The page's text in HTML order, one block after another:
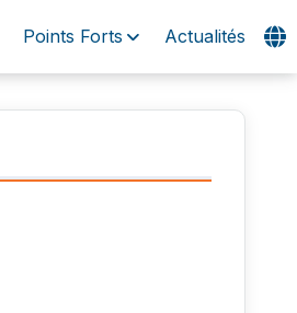
Points Forts Actualités